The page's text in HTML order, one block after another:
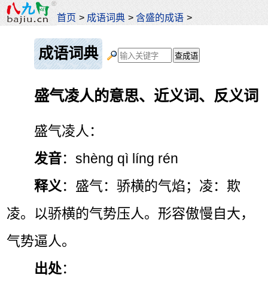
首页 > 成语词典 >含盛的成语 >
成语词典
盛气凌人的意思、近义词、反义词
盛气凌人：
发音：shèng qì líng rén
释义 ：盛气：骄横的气焰；凌：欺
凌。以骄横的气势压人。形容傲慢自大，
气势逼人。
出处：